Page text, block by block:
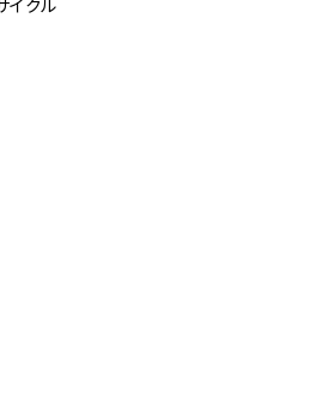
イクル